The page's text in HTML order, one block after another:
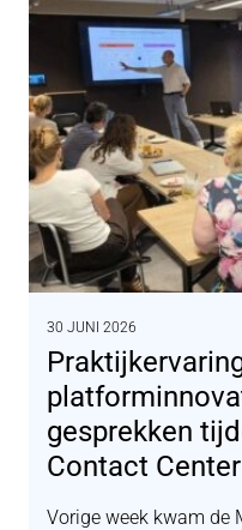
30 JUNI 2026
gesprekken
Contact
Vorige week kwam de